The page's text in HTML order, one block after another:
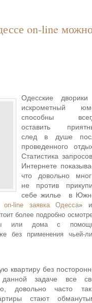
on-line
Одесские
искрометный
способны
оставить
след в душе
проведенного
Статистика
Интернете
что довольно
не против
себе жилье в
on-line заявка Одесса»
более подробно
или дома с
без применения чьей-
квартиру без
данной задаче все
довольно часто
стают